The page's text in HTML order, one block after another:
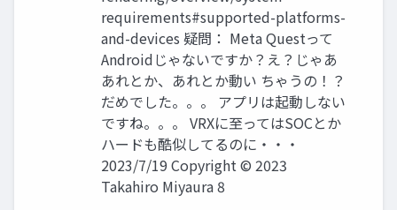
requirements#supported-platforms-
and-devices 疑問： Meta Questって
Androidじゃないですか？え？じゃあ
あれとか、あれとか動い ちゃうの！？
だめでした。。。 アプリは起動しない
ですね。。。 VRXに至ってはSOCとか
ハードも酷似してるのに・・・
2023/7/19 Copyright © 2023
Takahiro Miyaura 8